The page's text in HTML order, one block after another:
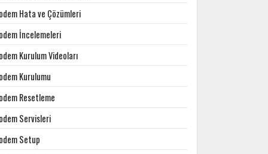
Hata ve Çözümleri
İncelemeleri
Kurulum Videoları
Kurulumu
Resetleme
Servisleri
Setup